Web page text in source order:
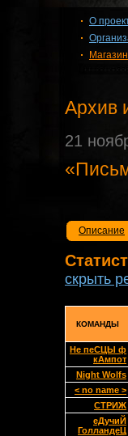
О
Магазин
Архив
21
Описание
скрыть
КОМАНДЫ
Не пеСЦЫ ф
кАмпот
Night Wolfs
< no name >
СТРИЖ
еДучиЙ
ГолландеЦ